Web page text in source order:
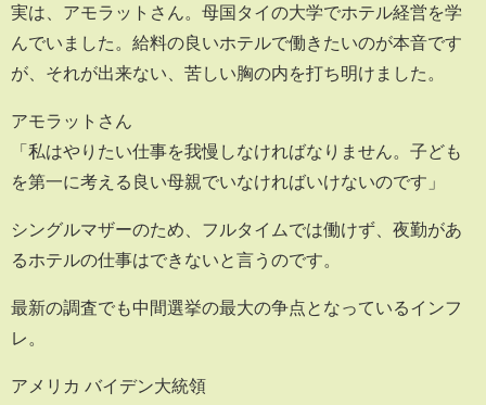
実は、アモラットさん。母国タイの大学でホテル経営を学
んでいました。給料の良いホテルで働きたいのが本音です
が、それが出来ない、苦しい胸の内を打ち明けました。
アモラットさん
「私はやりたい仕事を我慢しなければなりません。子ども
を第一に考える良い母親でいなければいけないのです」
シングルマザーのため、フルタイムでは働けず、夜勤があ
るホテルの仕事はできないと言うのです。
最新の調査でも中間選挙の最大の争点となっているインフ
レ。
アメリカ バイデン大統領